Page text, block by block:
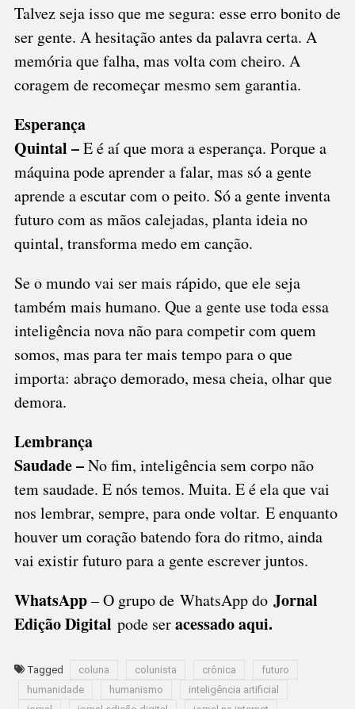
Talvez seja isso que me segura: esse erro bonito de
ser gente. A hesitação antes da palavra certa. A
memória que falha, mas volta com cheiro. A
coragem de recomeçar mesmo sem garantia.
Esperança
Quintal –E é aí que mora a esperança. Porque a
máquina pode aprender a falar, mas só a gente
aprende a escutar com o peito. Só a gente inventa
futuro com as mãos calejadas, planta ideia no
quintal, transforma medo em canção.
Se o mundo vai ser mais rápido, que ele seja
também mais humano. Que a gente use toda essa
inteligência nova não para competir com quem
somos, mas para ter mais tempo para o que
importa: abraço demorado, mesa cheia, olhar que
demora.
Lembrança
Saudade –No fim, inteligência sem corpo não
tem saudade. E nós temos. Muita. E é ela que vai
nos lembrar, sempre, para onde voltar. E enquanto
houver um coração batendo fora do ritmo, ainda
vai existir futuro para a gente escrever juntos.
WhatsApp– O grupo de WhatsApp do Jornal
Edição Digital pode seracessado aqui.
Tagged coluna colunista crônica
futuro
humanidade
humanismo
inteligência artificial